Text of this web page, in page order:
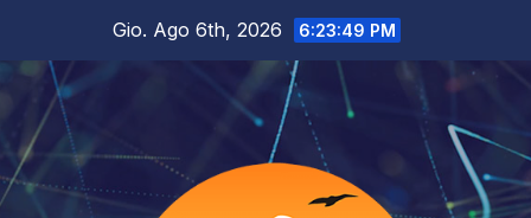
contenuto
Gio. Ago 6th, 2026 6:23:50 PM